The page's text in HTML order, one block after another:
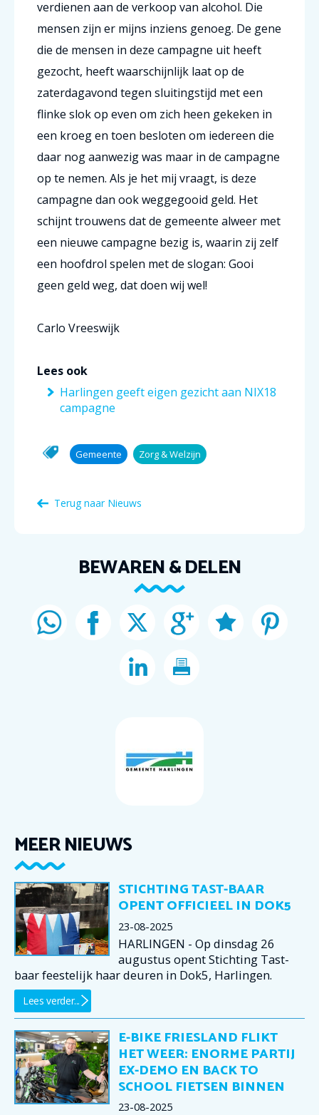
verdienen aan de verkoop van alcohol. Die
mensen zijn er mijns inziens genoeg. De gene
die de mensen in deze campagne uit heeft
gezocht, heeft waarschijnlijk laat op de
zaterdagavond tegen sluitingstijd met een
flinke slok op even om zich heen gekeken in
een kroeg en toen besloten om iedereen die
daar nog aanwezig was maar in de campagne
op te nemen. Als je het mij vraagt, is deze
campagne dan ook weggegooid geld. Het
schijnt trouwens dat de gemeente alweer met
een nieuwe campagne bezig is, waarin zij zelf
een hoofdrol spelen met de slogan: Gooi
geen geld weg, dat doen wij wel!
Carlo Vreeswijk
Lees ook
Harlingen geeft eigen gezicht aan NIX18
campagne
Gemeente Zorg & Welzijn
Terug naar Nieuws
BEWAREN & DELEN
MEER NIEUWS
STICHTING TAST-BAAR
OPENT OFFICIEEL IN DOK5
23-08-2025
HARLINGEN - Op dinsdag 26
augustus opent Stichting Tast-
baar feestelijk haar deuren in Dok5, Harlingen.
Lees verder...
E-BIKE FRIESLAND FLIKT
HET WEER: ENORME PARTIJ
EX-DEMO EN BACK TO
SCHOOL FIETSEN BINNEN
23-08-2025